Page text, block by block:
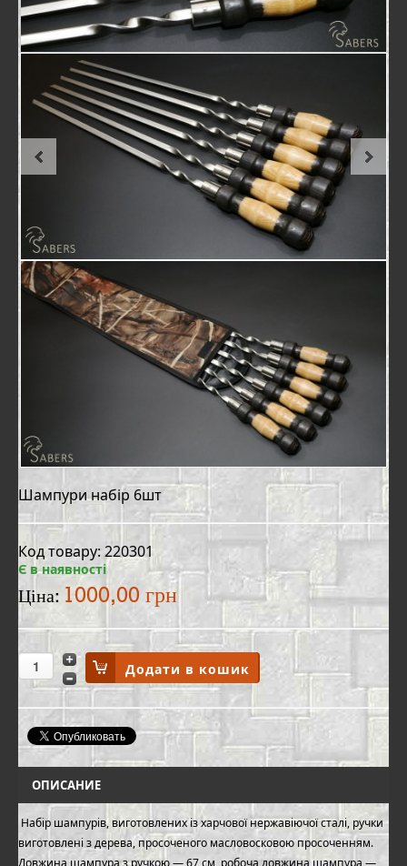
Шампури набір 6шт
Код товару: 220301
Є в наявності
Ціна: 1000,00 грн
ОПИСАНИЕ
Набір шампурів, виготовлених із харчової нержавіючої сталі, ручки
виготовлені з дерева, просоченого масловосковою просоченням.